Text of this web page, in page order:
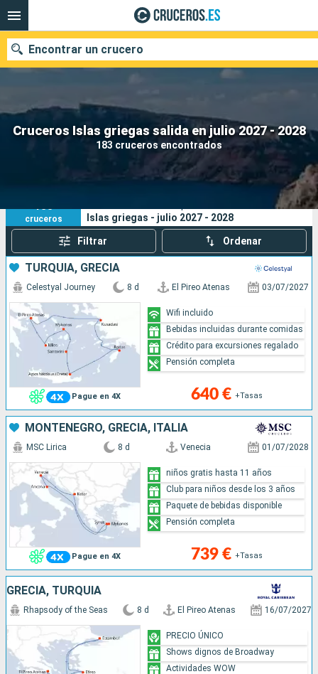
Cruceros Islas griegas salida en julio 2027 - 2028
183 cruceros encontrados
Encontrar un crucero
Nuestros destinos
Buscar
183
cruceros
Islas griegas - julio 2027 - 2028
Filtrar Ordenar
TURQUÍA, GRECIA
Pague en 4X
Celestyal Journey 8 d El Pireo Atenas 03/07/2027
640 € +Tasas
Wifi incluido
Bebidas incluidas durante comidas
Crédito para excursiones regalado
Pensión completa
MONTENEGRO, GRECIA, ITALIA
Pague en 4X
MSC Lirica 8 d Venecia 01/07/2028
739 € +Tasas
niños gratis hasta 11 años
Club para niños desde los 3 años
Paquete de bebidas disponible
Pensión completa
GRECIA, TURQUÍA
Rhapsody of the Seas 8 d El Pireo Atenas 16/07/2027
PRECIO ÚNICO
Shows dignos de Broadway
Actividades WOW